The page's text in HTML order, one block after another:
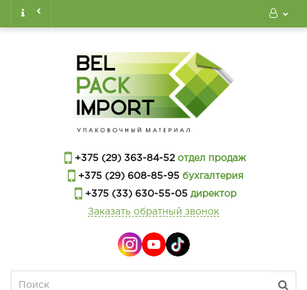
+375 (29) 363-84-52 отдел продаж
+375 (29) 608-85-95бухгалтерия
+375 (33) 630-55-05директор
Заказать обратный звонок